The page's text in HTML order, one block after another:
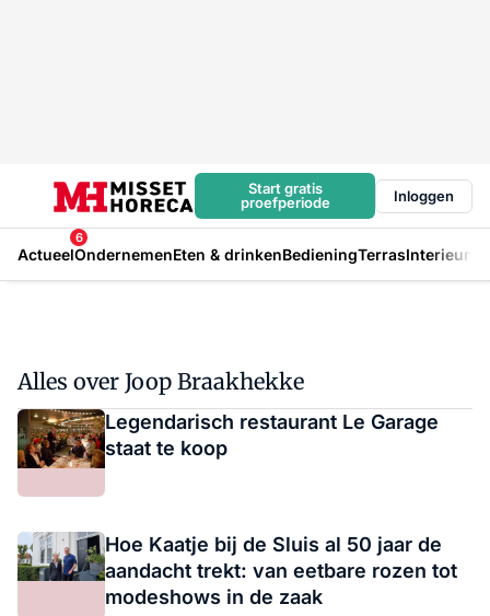
Start gratis
proefperiode
Inloggen
Actueel
6
OndernemenEten & drinkenBedieningTerrasInterieur
Alles over Joop Braakhekke
Legendarisch restaurant Le Garage
staat te koop
Hoe Kaatje bij de Sluis al 50 jaar de
aandacht trekt: van eetbare rozen tot
modeshows in de zaak